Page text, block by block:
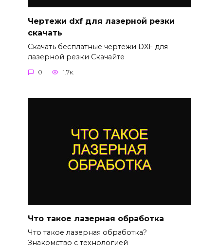
Чертежи dxf для лазерной резки
скачать
Скачать бесплатные чертежи DXF для
лазерной резки Скачайте
0 1.7к.
Что такое лазерная обработка
Что такое лазерная обработка?
Знакомство с технологией